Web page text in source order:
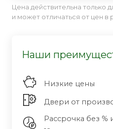
Цена действительна только
и может отличаться от цен в
Наши
Низкие цены
Двери от
Рассрочка без %